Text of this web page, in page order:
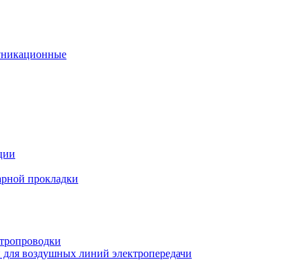
прокладки
воздушных линий электропередачи